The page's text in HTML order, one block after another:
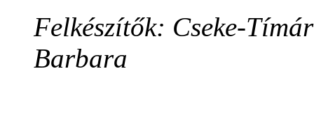
Felkészítők: Cseke-
Barbara